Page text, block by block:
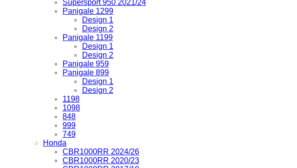
Supersport 950 2021/24
Panigale 1299
Design 1
Design 2
Panigale 1199
Design 1
Design 2
Panigale 959
Panigale 899
Design 1
Design 2
1198
1098
848
999
749
Honda
CBR1000RR 2024/26
CBR1000RR 2020/23